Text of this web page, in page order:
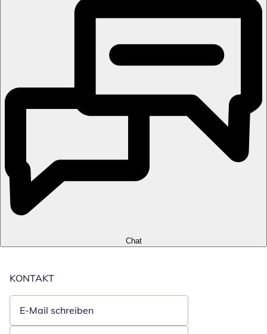
Chat
KONTAKT
E-Mail schreiben
Öffnet E-Mail-Client